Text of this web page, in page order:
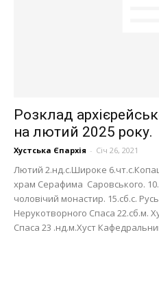
Розклад
на лютий 2025 року.
Хустська Єпархія - Січ 26, 2021
Лютий 2.нд.с.Широке
храм Серафима Саровського.
чоловічий монастир. 15.сб.с.
Нерукотворного Спаса 22.сб.м.
Спаса 23 .нд.м.Хуст